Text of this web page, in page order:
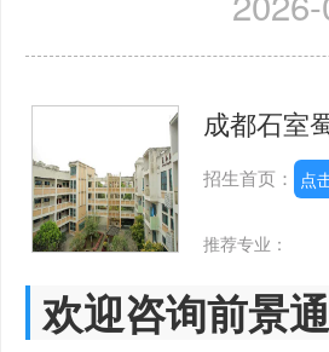
成都石室
招生首页： 点
推荐专业：
欢迎咨询前景